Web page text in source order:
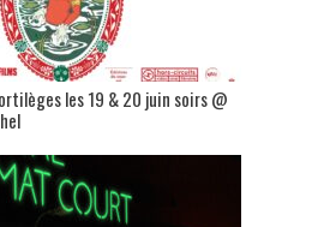
les 19 & 20 juin soirs @